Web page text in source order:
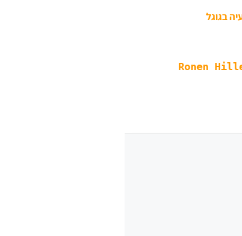
בגוגל
Ronen